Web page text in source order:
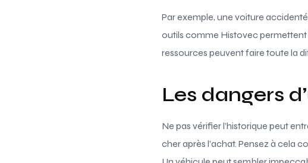
Par exemple, une voiture
outils comme Histovec permettent
ressources peuvent faire toute la
Les dangers
Ne pas vérifier l’historique peut
cher après l’achat. Pensez à cela